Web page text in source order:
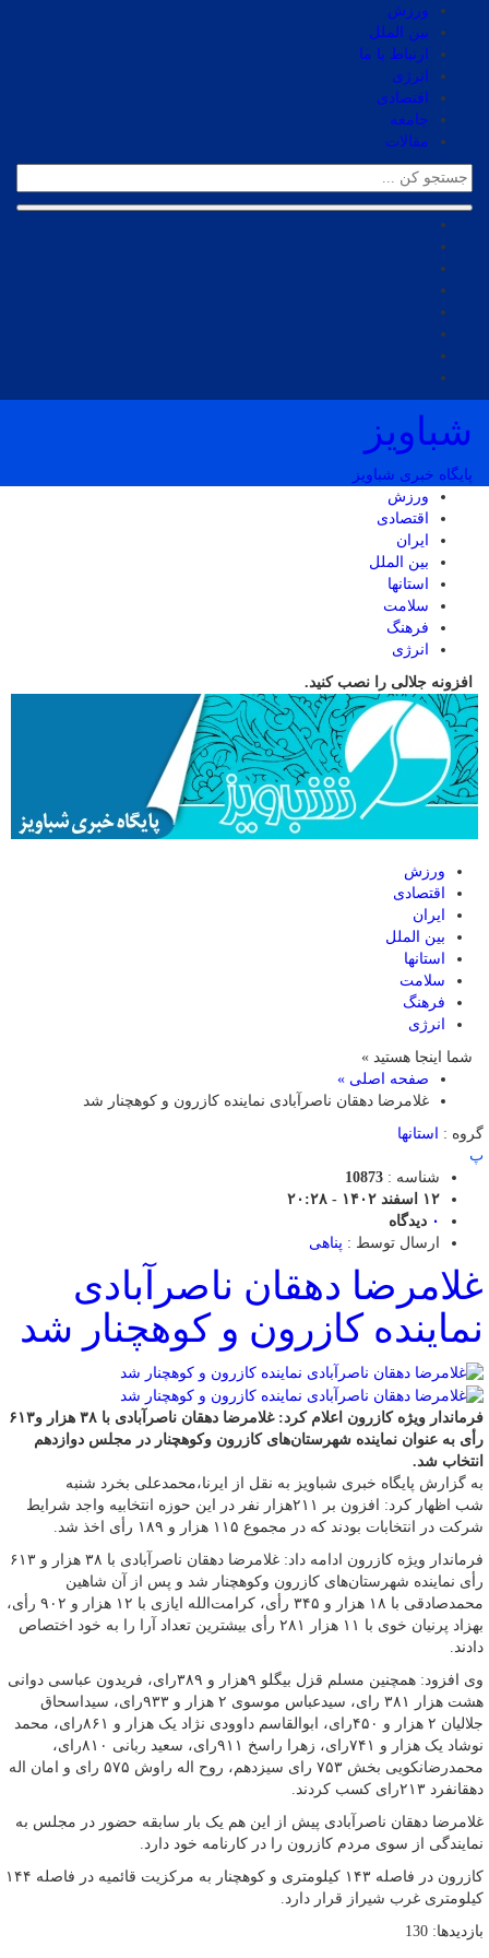
ورزش
بین الملل
ارتباط با ما
انرژی
اقتصادی
جامعه
مقالات
شباویز
پایگاه خبری شباویز
ورزش
اقتصادی
ایران
بین الملل
استانها
سلامت
فرهنگ
انرژی
افزونه جلالی را نصب کنید.
ورزش
اقتصادی
ایران
بین الملل
استانها
سلامت
فرهنگ
انرژی
شما اینجا هستید »
صفحه اصلی »
غلامرضا دهقان ناصرآبادی نماینده کازرون و کوهچنار شد
گروه :
استانها
پ
شناسه : 10873
۱۲ اسفند ۱۴۰۲ - ۲۰:۲۸
۰ دیدگاه
ارسال توسط : پناهی
غلامرضا دهقان ناصرآبادی
نماینده کازرون و کوهچنار شد
فرماندار ویژه کازرون اعلام کرد: غلامرضا دهقان ناصرآبادی با ۳۸ هزار و۶۱۳
رأی به عنوان نماینده شهرستان‌های کازرون وکوهچنار در مجلس دوازدهم
انتخاب شد.
به گزارش پایگاه خبری شباویز به نقل از ایرنا،محمدعلی بخرد شنبه
شب اظهار کرد: افزون بر ۲۱۱هزار نفر در این حوزه انتخابیه واجد شرایط
شرکت در انتخابات بودند که در مجموع ۱۱۵ هزار و ۱۸۹ رأی اخذ شد.
فرماندار ویژه کازرون ادامه داد: غلامرضا دهقان ناصرآبادی با ۳۸ هزار و ۶۱۳
رأی نماینده شهرستان‌های کازرون وکوهچنار شد و پس از آن شاهین
محمدصادقی با ۱۸ هزار و ۳۴۵ رأی، کرامت‌الله ایازی با ۱۲ هزار و ۹٠۲ رأی،
بهزاد پرنیان خوی با ۱۱ هزار ۲۸۱ رأی بیشترین تعداد آرا را به خود اختصاص
دادند.
وی افزود: همچنین مسلم قزل بیگلو ۹هزار و ۳۸۹رای، فریدون عباسی دوانی
هشت هزار ۳۸۱ رای، سیدعباس موسوی ۲ هزار و ۹۳۳رای، سیداسحاق
جلالیان ۲ هزار و ۴۵٠رای، ابوالقاسم داوودی نژاد یک هزار و ۸۶۱رای، محمد
نوشاد یک هزار و ۷۴۱رای، زهرا راسخ ۹۱۱رای، سعید ربانی ۸۱٠رای،
محمدرضانکویی بخش ۷۵۳ رای سیزدهم، روح اله راوش ۵۷۵ رای و امان اله
دهقانفرد ۲۱۳رای کسب کردند.
غلامرضا دهقان ناصرآبادی پیش از این هم یک بار سابقه حضور در مجلس به
نمایندگی از سوی مردم کازرون را در کارنامه خود دارد.
کازرون در فاصله ۱۴۳ کیلومتری و کوهچنار به مرکزیت قائمیه در فاصله ۱۴۴
کیلومتری غرب شیراز قرار دارد.
بازدیدها: 130